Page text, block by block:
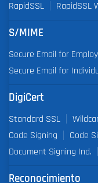
RapidSSL RapidSSL
S/MIME
Secure Email for
Secure Email for
DigiCert
Standard SSL
Code Signing
Code
Document Signing Ind.
Reconocimiento